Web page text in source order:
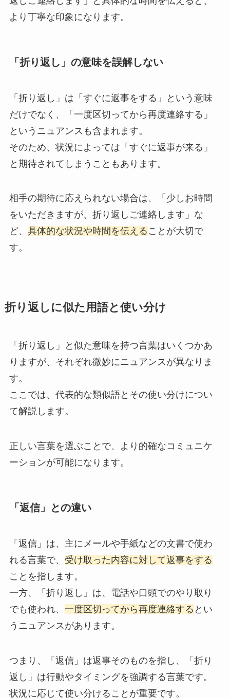
より丁寧な印象になります。
「折り返し」の意味を誤解しない
「折り返し」は「すぐに返事をする」という意味
だけでなく、「一度区切ってから再度連絡する」
というニュアンスも含まれます。
そのため、状況によっては「すぐに返事が来る」
と期待されてしまうこともあります。
相手の期待に応えられない場合は、「少しお時間
をいただきますが、折り返しご連絡します」な
ど、 具体的な状況や時間を伝える ことが大切で
す。
折り返しに似た用語と使い分け
「折り返し」と似た意味を持つ言葉はいくつかあ
りますが、それぞれ微妙にニュアンスが異なりま
す。
ここでは、代表的な類似語とその使い分けについ
て解説します。
正しい言葉を選ぶことで、より的確なコミュニケ
ーションが可能になります。
「返信」との違い
「返信」は、主にメールや手紙などの文書で使わ
れる言葉で、 受け取った内容に対して返事をする
ことを指します。
一方、「折り返し」は、電話や口頭でのやり取り
でも使われ、 一度区切ってから再度連絡する とい
うニュアンスがあります。
つまり、「返信」は返事そのものを指し、「折り
返し」は行動やタイミングを強調する言葉です。
状況に応じて使い分けることが重要です。